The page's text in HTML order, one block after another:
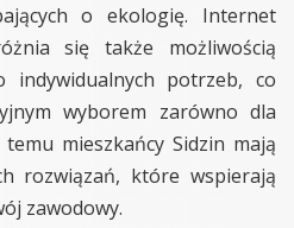
o ekologię. Internet
się także możliwością
indywidualnych potrzeb, co
wyborem zarówno dla
mieszkańcy Sidzin mają
rozwiązań, które wspierają
zawodowy.